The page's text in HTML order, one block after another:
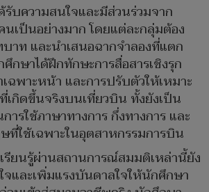
บความสนใจและมีส่วนร่วมจาก
เป็นอย่างมาก โดยแต่ละกลุ่มต้อง
าท และนำเสนอฉากจำลองที่แตก
กษาได้ฝึกทักษะการสื่อสารเชิงรุก
ฉพาะหน้า และการปรับตัวให้เหมาะ
กิดขึ้นจริงบนเที่ยวบิน ทั้งยังเป็น
ารใช้ภาษาทางการ กึ่งทางการ และ
ที่ใช้เฉพาะในอุตสาหกรรมการบิน
รียนรู้ผ่านสถานการณ์สมมติเหล่านี้ยัง
จและเพิ่มแรงบันดาลใจให้นักศึกษา